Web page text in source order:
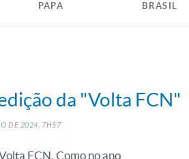
PAPA BRASIL
da "Volta FCN"
DE 2024, 7H57
FCN. Como no ano